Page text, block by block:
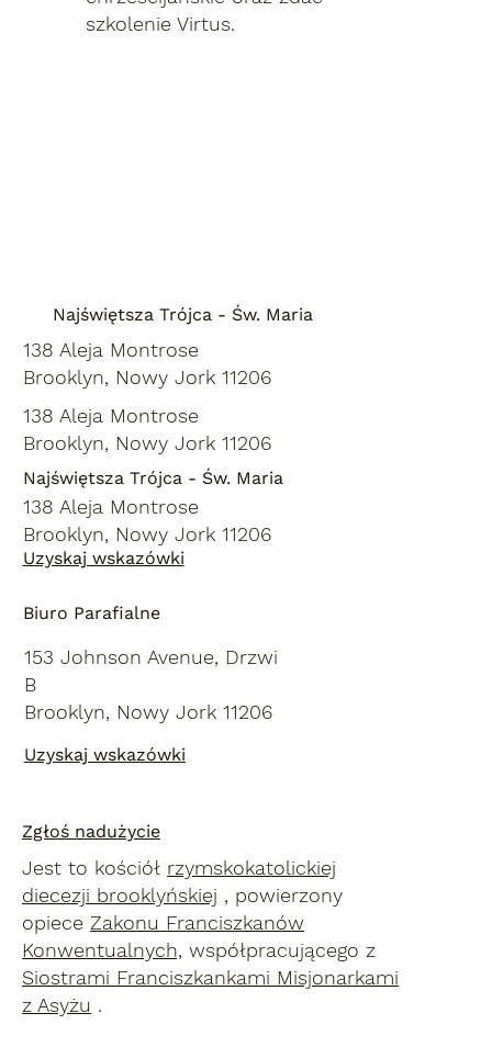
szkolenie Virtus.
Najświętsza Trójca - Św. Maria
Najświętsza Trójca - Św. Maria
138 Aleja Montrose
Brooklyn, Nowy Jork 11206
138 Aleja Montrose
Brooklyn, Nowy Jork 11206
138 Aleja Montrose
Brooklyn, Nowy Jork 11206
Uzyskaj wskazówki
Biuro Parafialne
153 Johnson Avenue, Drzwi
B
Brooklyn, Nowy Jork 11206
Uzyskaj wskazówki
Jest to kościół rzymskokatolickiej
diecezji brooklyńskiej , powierzony
opieceZakonu Franciszkanów
Konwentualnych, współpracującego z
Siostrami Franciszkankami Misjonarkami
z Asyżu .
Zgłoś nadużycie